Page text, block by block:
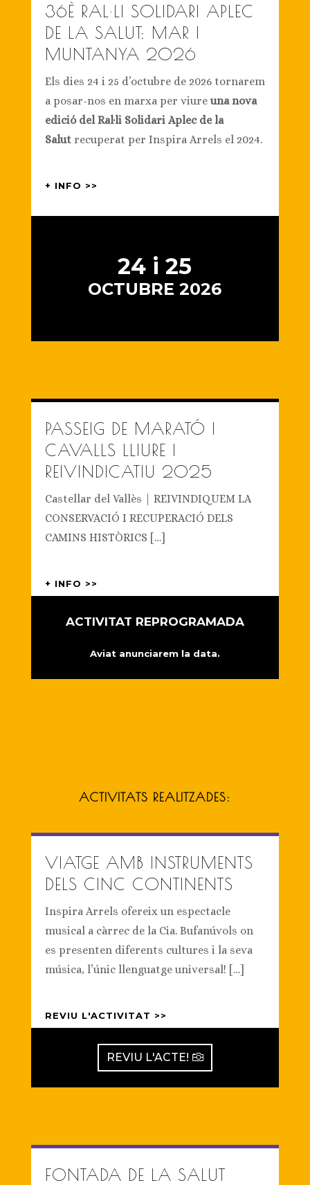
36È RAL·LI SOLIDARI APLEC
DE LA SALUT: MAR I
MUNTANYA 2026
Els dies 24 i 25 d’octubre de 2026 tornarem
a posar-nos en marxa per viure una nova
edició del Ral·li Solidari Aplec de la
Salutrecuperat per Inspira Arrels el 2024.
+ INFO >>
24 i 25
OCTUBRE 2026
PASSEIG DE MARATÓ I
CAVALLS LLIURE I
REIVINDICATIU 2025
Castellar del Vallès | REIVINDIQUEM LA
CONSERVACIÓ I RECUPERACIÓ DELS
CAMINS HISTÒRICS […]
+ INFO >>
ACTIVITAT REPROGRAMADA
Aviat anunciarem la data.
ACTIVITATS REALITZADES:
VIATGE AMB INSTRUMENTS
DELS CINC CONTINENTS
Inspira Arrels ofereix un espectacle
musical a càrrec de la Cia. Bufanúvols on
es presenten diferents cultures i la seva
música, l’únic llenguatge universal! […]
REVIU L'ACTIVITAT >>
REVIU L'ACTE!
FONTADA DE LA SALUT